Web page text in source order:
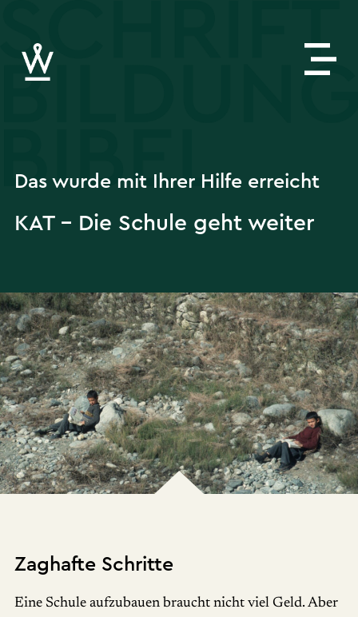
Das wurde mit Ihrer Hilfe erreicht
KAT – Die Schule geht weiter
Zaghafte Schritte
Eine Schule aufzubauen braucht nicht viel Geld. Aber